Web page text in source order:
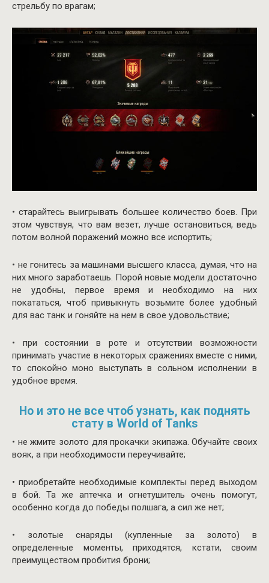
стрельбу по врагам;
• старайтесь выигрывать большее количество боев. При
этом чувствуя, что вам везет, лучше остановиться, ведь
потом волной поражений можно все испортить;
• не гонитесь за машинами высшего класса, думая, что на
них много заработаешь. Порой новые модели достаточно
не удобны, первое время и необходимо на них
покататься, чтоб привыкнуть возьмите более удобный
для вас танк и гоняйте на нем в свое удовольствие;
• при состоянии в роте и отсутствии возможности
принимать участие в некоторых сражениях вместе с ними,
то спокойно моно выступать в сольном исполнении в
удобное время.
Но и это не все чтоб узнать, как поднять
стату в World of Tanks
• не жмите золото для прокачки экипажа. Обучайте своих
вояк, а при необходимости переучивайте;
• приобретайте необходимые комплекты перед выходом
в бой. Та же аптечка и огнетушитель очень помогут,
особенно когда до победы полшага, а сил же нет;
• золотые снаряды (купленные за золото) в
определенные моменты, приходятся, кстати, своим
преимуществом пробития брони;